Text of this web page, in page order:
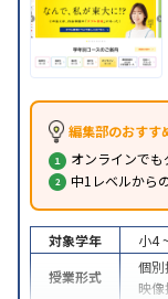
編集部のおすす
オンラインで
中1レベルから
対象学年 小4
授業形式
個別
映像